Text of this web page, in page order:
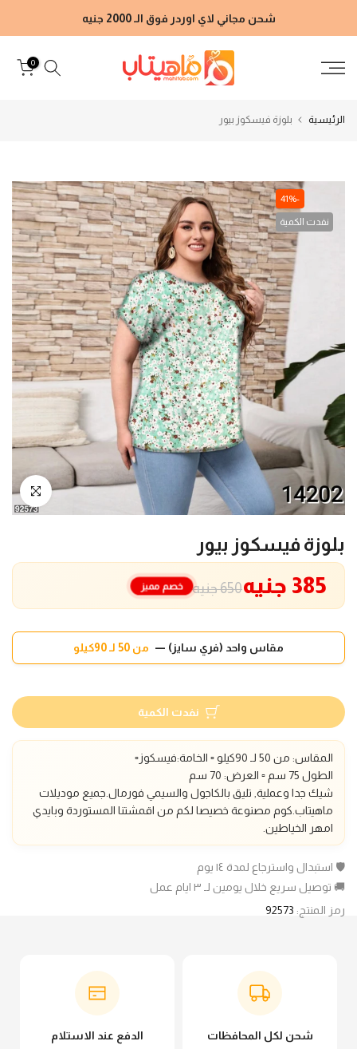
إلى
شحن مجاني لاي اوردر فوق الـ 2000 جنيه
0
الرئيسية بلوزة فيسكوز بيور
-41%
نفدت الكمية
انقر للتكبير
بلوزة فيسكوز بيور
650 جنيه 385 جنيه خصم مميز
مقاس واحد (فري سايز) — من 50 لـ 90كيلو
نفدت الكمية
المقاس: من 50 لـ 90كيلو ▫️ الخامة:فيسكوز▫️
الطول 75 سم
▫️ العرض: 70 سم
شيك جدا وعملية, تليق بالكاجول والسيمي فورمال. جميع موديلات
ماهيتاب.كوم مصنوعة خصيصا لكم من اقمشتنا المستوردة وبايدي
امهر الخياطين.
🛡️ استبدال واسترجاع لمدة ١٤ يوم
🚚 توصيل سريع خلال يومين لـ ٣ ايام عمل
رمز المنتج: 92573
شحن لكل المحافظات الدفع عند الاستلام